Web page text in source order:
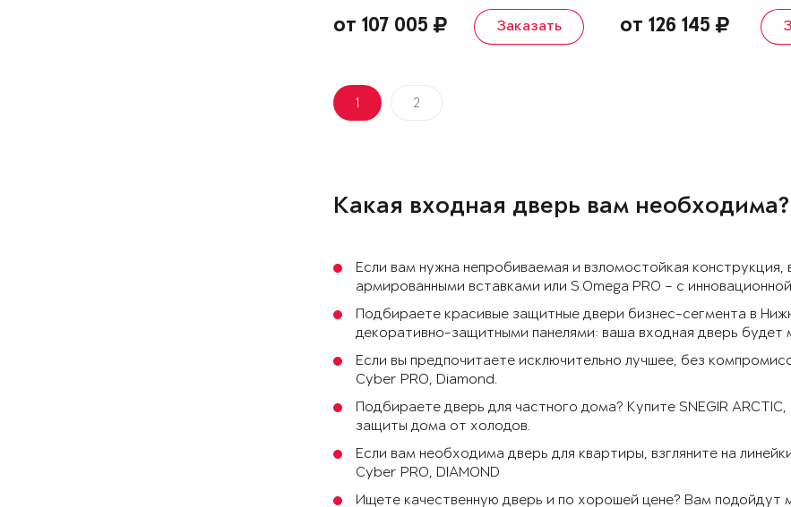
от 107 005 Заказать от 126 145
1 2
Какая входная дверь вам необходима?
Если вам нужна непробиваемая и взломостойкая конструкция,
армированными вставками или S.Omega PRO – с
Подбираете красивые защитные двери бизнес-сегмента в
декоративно-защитными панелями: ваша входная дверь будет
Если вы предпочитаете исключительно лучшее, без
Cyber PRO, Diamond.
Подбираете дверь для частного дома? Купите SNEGIR
защиты дома от холодов.
Если вам необходима дверь для квартиры, взгляните на
Cyber PRO, DIAMOND
Ищете качественную дверь и по хорошей цене? Вам подойдут